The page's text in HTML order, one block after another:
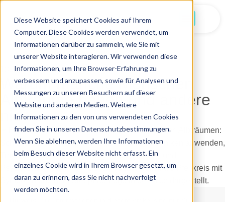
Diese Website speichert Cookies auf Ihrem
Computer. Diese Cookies werden verwendet, um
Informationen darüber zu sammeln, wie Sie mit
unserer Website interagieren. Wir verwenden diese
Informationen, um Ihre Browser-Erfahrung zu
verbessern und anzupassen, sowie für Analysen und
Messungen zu unseren Besuchern auf dieser
Website und anderen Medien. Weitere
Informationen zu den von uns verwendeten Cookies
finden Sie in unseren Datenschutzbestimmungen.
Wenn Sie ablehnen, werden Ihre Informationen
beim Besuch dieser Website nicht erfasst. Ein
einzelnes Cookie wird in Ihrem Browser gesetzt, um
daran zu erinnern, dass Sie nicht nachverfolgt
werden möchten.
13.07.2025
Warum manche Menschen
Albträume haben und andere
nie